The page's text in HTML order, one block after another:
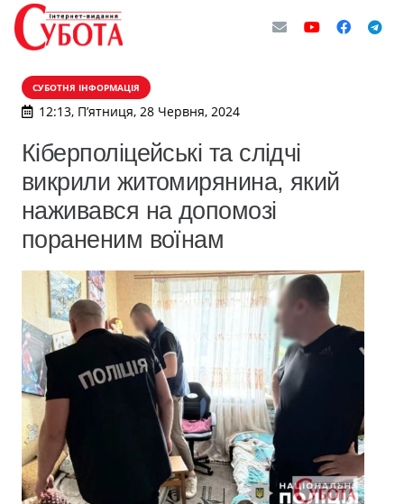
СУБОТНЯ ІНФОРМАЦІЯ
12:13, П’ятниця, 28 Червня, 2024
Кіберполіцейські та слідчі
викрили житомирянина, який
наживався на допомозі
пораненим воїнам